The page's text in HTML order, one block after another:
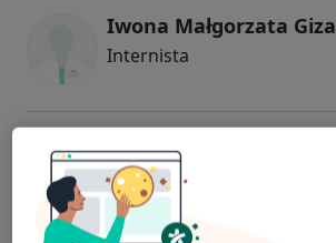
Iwona Małgorzata Giza
Internista
Internista, Kardiolog